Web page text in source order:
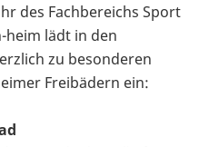
des Fachbereichs Sport
heim lädt in den
zu besonderen
Freibädern ein: